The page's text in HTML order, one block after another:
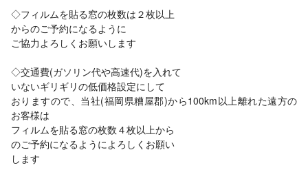
◇フィルムを貼る窓の枚数は２枚以上
からのご予約になるように
ご協力よろしくお願いします
◇交通費(ガソリン代や高速代)を入れて
いないギリギリの低価格設定にして
おりますので、当社(福岡県糟屋郡)から100km以上離れた遠方の
お客様は
フィルムを貼る窓の枚数４枚以上から
のご予約になるようによろしくお願い
します